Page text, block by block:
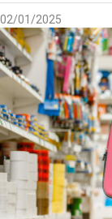
02/01/2025